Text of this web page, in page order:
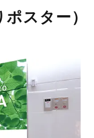
スター）